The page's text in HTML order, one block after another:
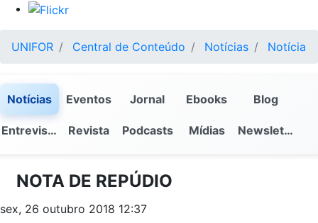
UNIFOR Central de Conteúdo Notícias Notícia
Notícias Eventos Jornal Ebooks Blog
Entrevistas Revista Podcasts Mídias Newsletter
NOTA DE REPÚDIO
sex, 26 outubro 2018 12:37